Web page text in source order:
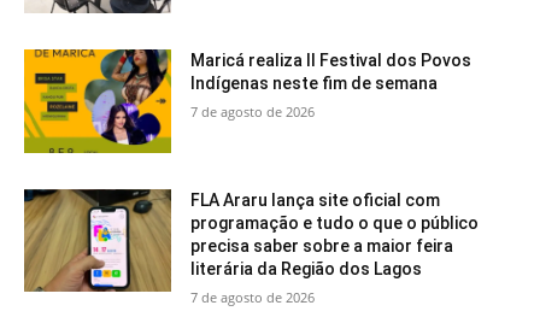
Maricá realiza II Festival dos Povos
Indígenas neste fim de semana
7 de agosto de 2026
FLA Araru lança site oficial com
programação e tudo o que o público
precisa saber sobre a maior feira
literária da Região dos Lagos
7 de agosto de 2026